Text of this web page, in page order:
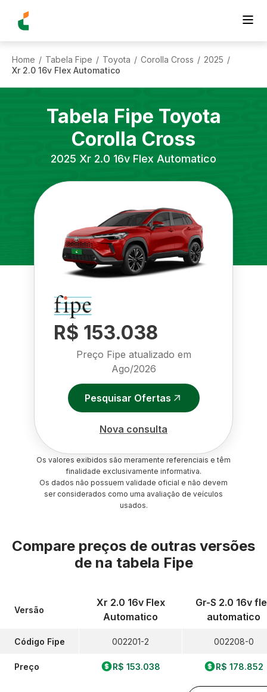
Home / Tabela Fipe / Toyota / Corolla Cross / 2025 /
Xr 2.0 16v Flex Automatico
Tabela Fipe Toyota
Corolla Cross
2025 Xr 2.0 16v Flex Automatico
R$ 153.038
Preço Fipe atualizado em
Ago/2026
Pesquisar Ofertas
Nova consulta
Os valores exibidos são meramente referenciais e têm
finalidade exclusivamente informativa.
Os dados não possuem validade oficial e não devem
ser considerados como uma avaliação de veículos
usados.
Compare preços de outras versões
de na tabela Fipe
Versão
Código Fipe
Preço
Xr 2.0 16v Flex
Automatico
002201-2
R$ 153.038
Gr-S 2.0 16v
automatico
002208-0
R$ 178.852